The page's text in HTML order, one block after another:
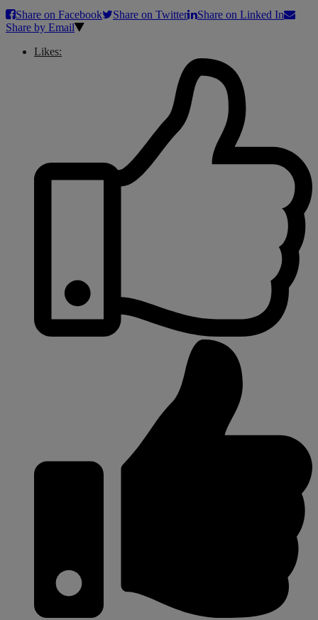
Share on Facebook
Share on Twitter
Share on Linked In
Share by Email
Likes: